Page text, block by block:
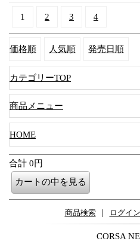
1 2 3 4
価格順 人気順 発売日順
カテゴリーTOP
商品メニュー
HOME
合計 0円
商品検索 | ログイン
CORSA